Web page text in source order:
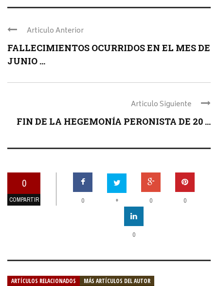
Articulo Anterior
FALLECIMIENTOS OCURRIDOS EN EL MES DE
JUNIO ...
Articulo Siguiente
FIN DE LA HEGEMONÍA PERONISTA DE 20 ...
0
COMPARTIR 0 + 0 0
0
ARTÍCULOS RELACIONADOS MÁS ARTÍCULOS DEL AUTOR